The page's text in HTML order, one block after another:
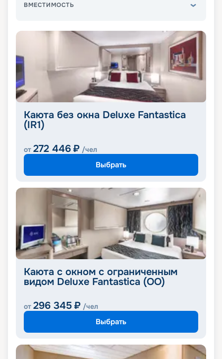
ВМЕСТИМОСТЬ
Каюта без окна Deluxe Fantastica
(IR1)
от 272 446 ₽ /чел
Выбрать
Каюта с окном с ограниченным
видом Deluxe Fantastica (OO)
от 296 345 ₽ /чел
Выбрать